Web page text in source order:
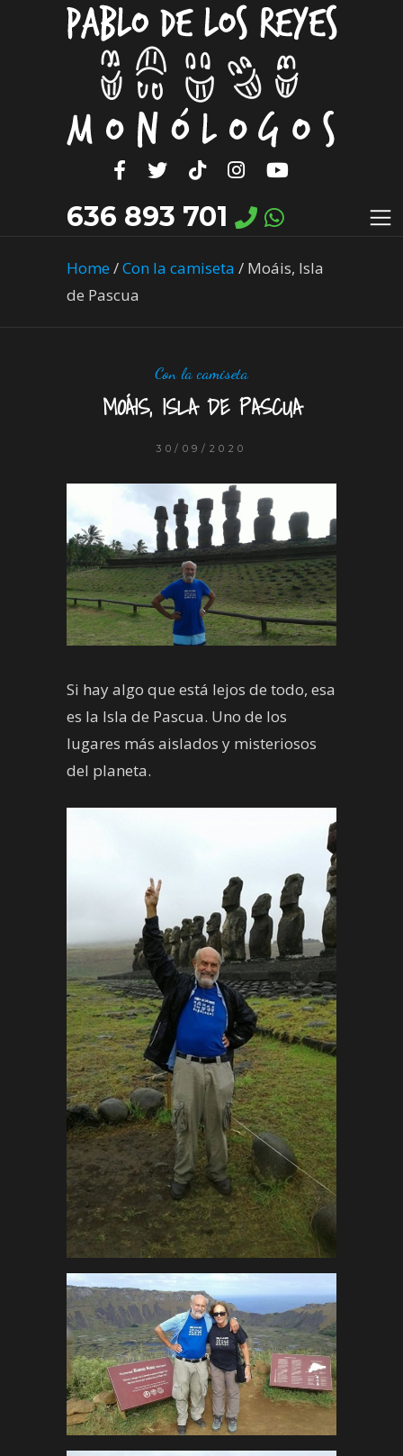
636 893 701
Home/Con la camiseta / Moáis, Isla
de Pascua
Con la camiseta
MOÁIS, ISLA DE PASCUA
30/09/2020
Si hay algo que está lejos de todo, esa
es la Isla de Pascua. Uno de los
lugares más aislados y misteriosos
del planeta.